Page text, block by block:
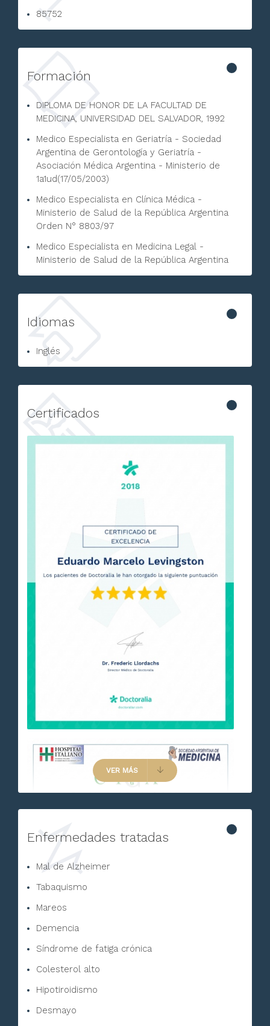
85752
Formación
DIPLOMA DE HONOR DE LA FACULTAD DE
MEDICINA, UNIVERSIDAD DEL SALVADOR, 1992
Medico Especialista en Geriatría - Sociedad
Argentina de Gerontología y Geriatría -
Asociación Médica Argentina - Ministerio de
1a1ud(17/05/2003)
Medico Especialista en Clínica Médica -
Ministerio de Salud de la República Argentina
Orden N° 8803/97
Medico Especialista en Medicina Legal -
Ministerio de Salud de la República Argentina
Idiomas
Inglés
Certificados
VER MÁS
Enfermedades tratadas
Mal de Alzheimer
Tabaquismo
Mareos
Demencia
Síndrome de fatiga crónica
Colesterol alto
Hipotiroidismo
Desmayo